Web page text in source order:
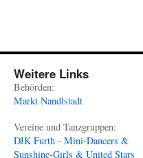
Weitere Links
Behörden:
Markt Nandlstadt
Vereine und Tanzgruppen:
DJK Furth - Mini-Dancers &
Sunshine-Girls & United Stars